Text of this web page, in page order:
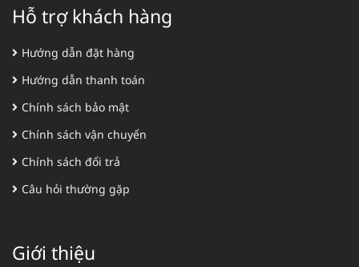
Hỗ trợ khách hàng
Hướng dẫn đặt hàng
Hướng dẫn thanh toán
Chính sách bảo mật
Chính sách vận chuyển
Chính sách đổi trả
Câu hỏi thường gặp
Giới thiệu